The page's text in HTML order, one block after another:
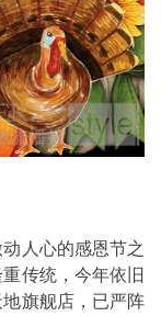
人心的感恩节之
传统，今年依旧
旗舰店，已严阵